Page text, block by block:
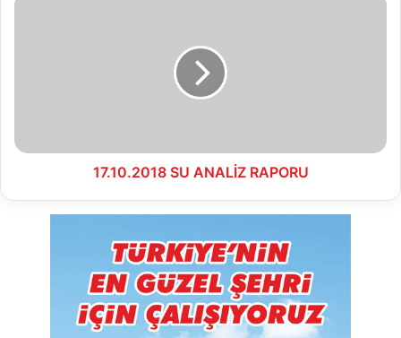
17.10.2018 SU ANALİZ RAPORU